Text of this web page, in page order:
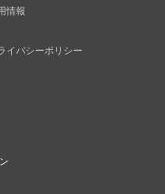
情報
イバシーポリシー